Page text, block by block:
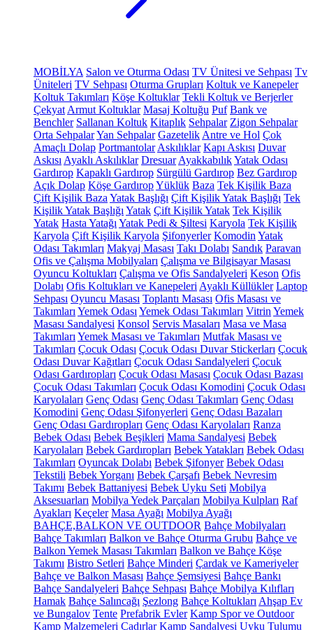
MOBİLYA Salon ve Oturma Odası TV Ünitesi ve Sehpası Tv
Üniteleri TV Sehpası Oturma Grupları Koltuk ve Kanepeler
Koltuk Takımları Köşe Koltuklar Tekli Koltuk ve Berjerler
Çekyat Armut Koltuklar Masaj Koltuğu Puf Bank ve
Benchler Sallanan Koltuk Kitaplık Sehpalar Zigon Sehpalar
Orta SehpalarYan Sehpalar Gazetelik Antre ve Hol Çok
Amaçlı Dolap Portmantolar Askılıklar Kapı Askısı Duvar
Askısı Ayaklı Askılıklar Dresuar AyakkabılıkYatak Odası
Gardırop Kapaklı Gardırop Sürgülü Gardırop Bez Gardırop
Açık Dolap Köşe GardıropYüklük Baza Tek Kişilik Baza
Çift Kişilik Baza Yatak Başlığı Çift Kişilik Yatak Başlığı Tek
Kişilik Yatak Başlığı Yatak Çift Kişilik Yatak Tek Kişilik
Yatak Hasta Yatağı Yatak Pedi & Şiltesi Karyola Tek Kişilik
Karyola Çift Kişilik Karyola Şifonyerler Komodin Yatak
Odası Takımları Makyaj Masası Takı Dolabı Sandık Paravan
Ofis ve Çalışma Mobilyaları Çalışma ve Bilgisayar Masası
Oyuncu Koltukları Çalışma ve Ofis Sandalyeleri Keson Ofis
Dolabı Ofis Koltukları ve Kanepeleri Ayaklı Küllükler Laptop
Sehpası Oyuncu Masası Toplantı Masası Ofis Masası ve
Takımları Yemek Odası Yemek Odası Takımları Vitrin Yemek
Masası Sandalyesi Konsol Servis Masaları Masa ve Masa
Takımları Yemek Masası ve Takımları Mutfak Masası ve
Takımları Çocuk Odası Çocuk Odası Duvar Stickerları Çocuk
Odası Duvar Kağıtları Çocuk Odası Sandalyeleri Çocuk
Odası Gardıropları Çocuk Odası Masası Çocuk Odası Bazası
Çocuk Odası Takımları Çocuk Odası Komodini Çocuk Odası
Karyolaları Genç Odası Genç Odası Takımları Genç Odası
Komodini Genç Odası Şifonyerleri Genç Odası Bazaları
Genç Odası Gardıropları Genç Odası Karyolaları Ranza
Bebek Odası Bebek Beşikleri Mama Sandalyesi Bebek
Karyolaları Bebek Gardıropları Bebek Yatakları Bebek Odası
Takımları Oyuncak Dolabı Bebek Şifonyer Bebek Odası
Tekstili Bebek Yorganı Bebek Çarşafı Bebek Nevresim
Takımı Bebek Battaniyesi Bebek Uyku Seti Mobilya
Aksesuarları Mobilya Yedek Parçaları Mobilya Kulpları Raf
Ayakları Keçeler Masa Ayağı Mobilya Ayağı
BAHÇE,BALKON VE OUTDOOR Bahçe Mobilyaları
Bahçe Takımları Balkon ve Bahçe Oturma Grubu Bahçe ve
Balkon Yemek Masası Takımları Balkon ve Bahçe Köşe
Takımı Bistro Setleri Bahçe Minderi Çardak ve Kameriyeler
Bahçe ve Balkon Masası Bahçe Şemsiyesi Bahçe Bankı
Bahçe Sandalyeleri Bahçe Sehpası Bahçe Mobilya Kılıfları
Hamak Bahçe Salıncağı Şezlong Bahçe Koltukları Ahşap Ev
ve Bungalov Tente Prefabrik Evler Kamp Spor ve Outdoor
Kamp Malzemeleri Çadırlar Kamp Sandalyesi Uyku Tulumu